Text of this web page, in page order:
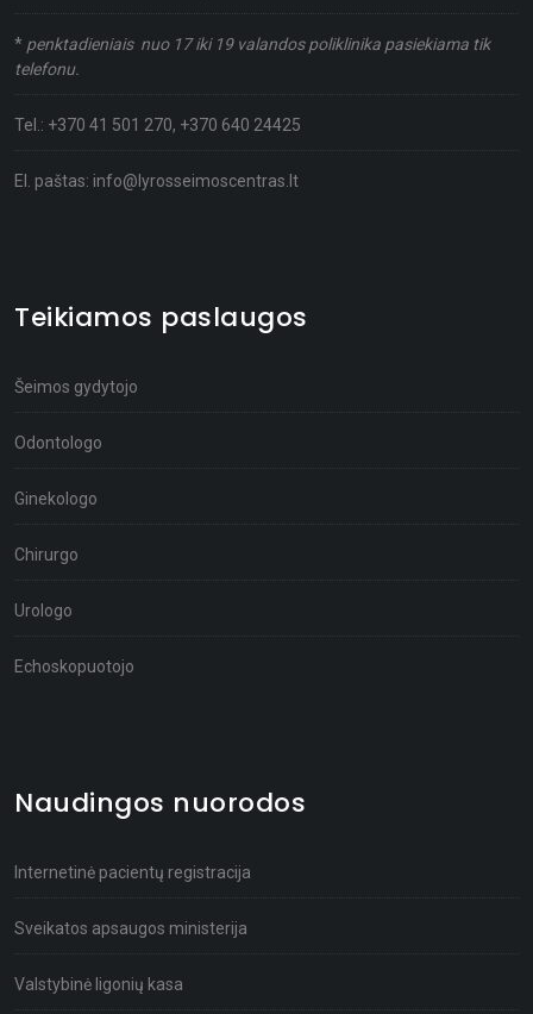
* penktadieniais nuo 17 iki 19 valandos poliklinika pasiekiama tik
telefonu.
Tel.: +370 41 501 270, +370 640 24425
El. paštas: info@lyrosseimoscentras.lt
Teikiamos paslaugos
Šeimos gydytojo
Odontologo
Ginekologo
Chirurgo
Urologo
Echoskopuotojo
Naudingos nuorodos
Internetinė pacientų registracija
Sveikatos apsaugos ministerija
Valstybinė ligonių kasa